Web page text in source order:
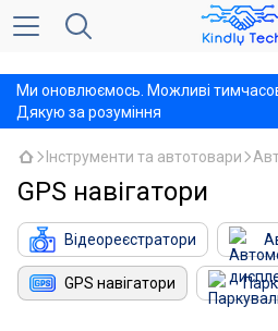
Ми оновлюємось. Можливі
Дякую за розуміння
Інструменти та автотовари
GPS навігатори
Відеореєстратори
GPS навігатори